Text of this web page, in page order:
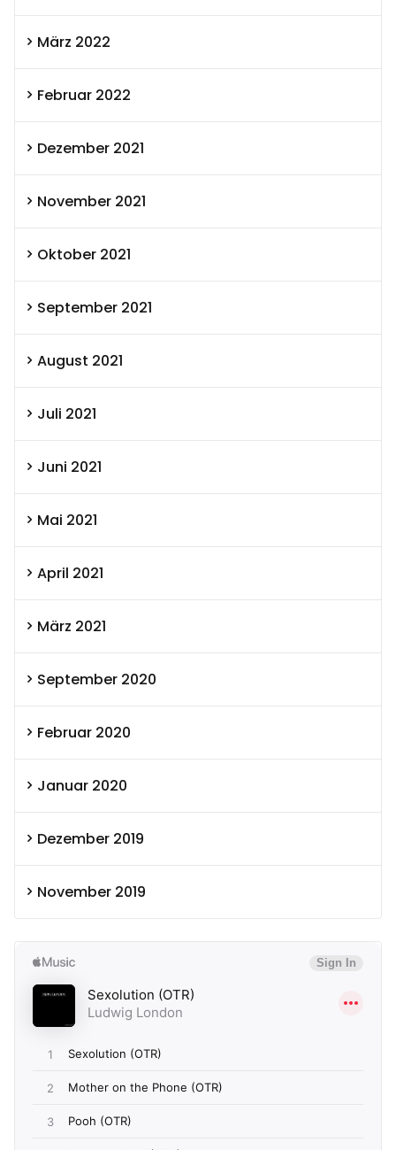
März 2022
Februar 2022
Dezember 2021
November 2021
Oktober 2021
September 2021
August 2021
Juli 2021
Juni 2021
Mai 2021
April 2021
März 2021
September 2020
Februar 2020
Januar 2020
Dezember 2019
November 2019